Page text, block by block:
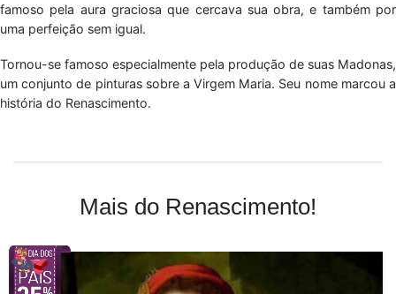
famoso pela aura graciosa que cercava sua obra, e também por
uma perfeição sem igual.
Tornou-se famoso especialmente pela produção de suas Madonas,
um conjunto de pinturas sobre a Virgem Maria. Seu nome marcou a
história do Renascimento.
Mais do Renascimento!